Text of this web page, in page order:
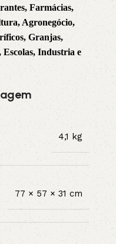
Farmácias,
Agronegócio,
Granjas,
Escolas, Industria e
4,1 kg
77 × 57 × 31 cm